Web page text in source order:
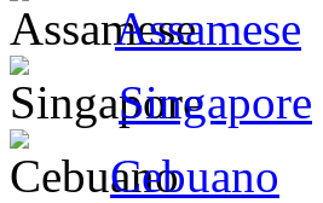
Assamese
Singapore
Cebuano